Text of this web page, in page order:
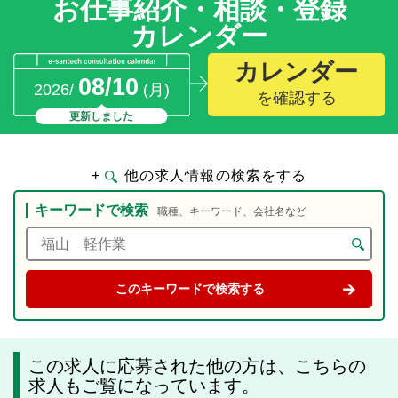
お仕事紹介・相談・登録
カレンダー
2026/ 08/10 (月)
更新しました
カレンダー
を確認する
+ 他の求人情報の検索をする
キーワードで検索 職種、キーワード、会社名など
この求人に応募された他の方は、こちらの
求人もご覧になっています。